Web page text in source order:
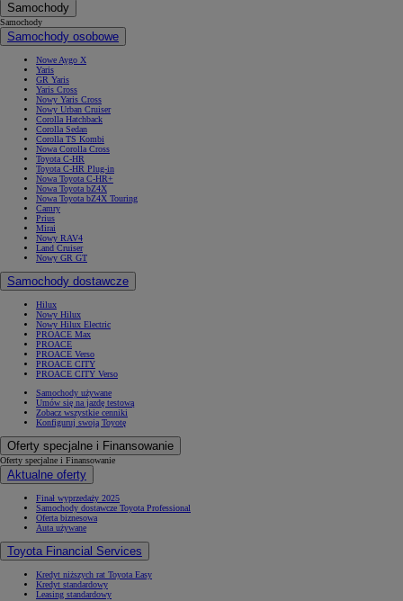
Samochody
Samochody
Samochody osobowe
Nowe Aygo X
Yaris
GR Yaris
Yaris Cross
Nowy Yaris Cross
Nowy Urban Cruiser
Corolla Hatchback
Corolla Sedan
Corolla TS Kombi
Nowa Corolla Cross
Toyota C-HR
Toyota C-HR Plug-in
Nowa Toyota C-HR+
Nowa Toyota bZ4X
Nowa Toyota bZ4X Touring
Camry
Prius
Mirai
Nowy RAV4
Land Cruiser
Nowy GR GT
Samochody dostawcze
Hilux
Nowy Hilux
Nowy Hilux Electric
PROACE Max
PROACE
PROACE Verso
PROACE CITY
PROACE CITY Verso
Samochody używane
Umów się na jazdę testową
Zobacz wszystkie cenniki
Konfiguruj swoją Toyotę
Oferty specjalne i Finansowanie
Oferty specjalne i Finansowanie
Aktualne oferty
Finał wyprzedaży 2025
Samochody dostawcze Toyota Professional
Oferta biznesowa
Auta używane
Toyota Financial Services
Kredyt niższych rat Toyota Easy
Kredyt standardowy
Leasing standardowy